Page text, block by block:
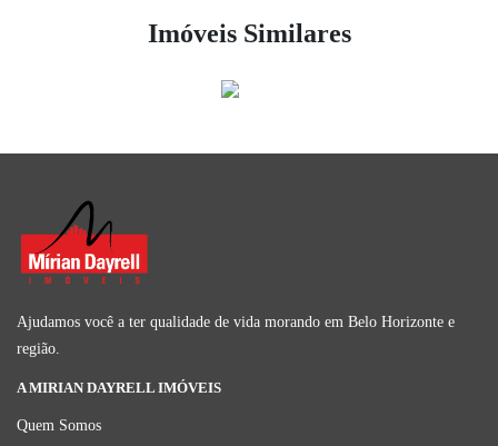
Imóveis Similares
Ajudamos você a ter qualidade de vida morando em Belo Horizonte e
região.
A MIRIAN DAYRELL IMÓVEIS
Quem Somos